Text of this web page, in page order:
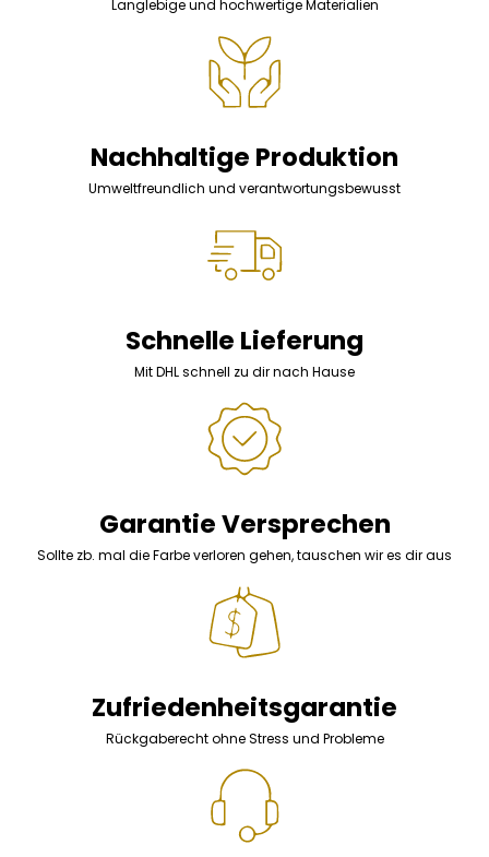
Langlebige und hochwertige Materialien
Nachhaltige Produktion
Umweltfreundlich und verantwortungsbewusst
Schnelle Lieferung
Mit DHL schnell zu dir nach Hause
Garantie Versprechen
Sollte zb. mal die Farbe verloren gehen, tauschen wir es dir aus
Zufriedenheitsgarantie
Rückgaberecht ohne Stress und Probleme